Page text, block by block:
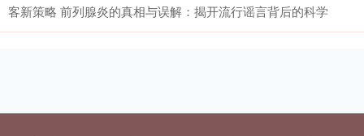
客新策略 前列腺炎的真相与误解：揭开流行谣言背后的科学